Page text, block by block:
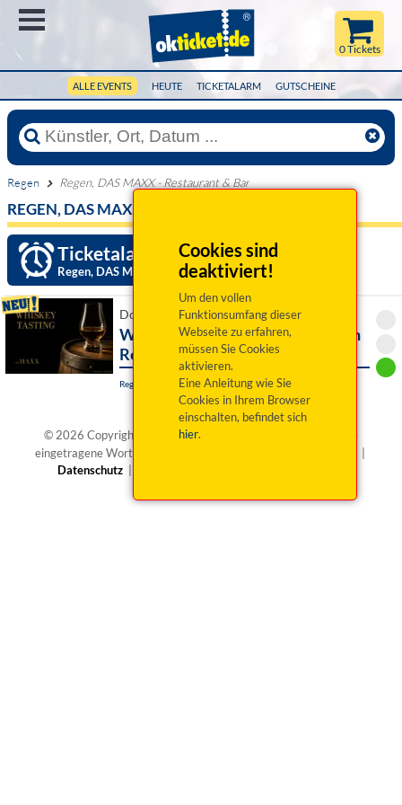
ALLE EVENTS HEUTE TICKETALARM GUTSCHEINE
0 Tickets
Cookies sind
deaktiviert!
Um den vollen
Funktionsumfang dieser
Webseite zu erfahren,
müssen Sie Cookies
aktivieren.
Eine Anleitung wie Sie
Cookies in Ihrem Browser
einschalten, befindet sich
hier.
Regen Regen, DAS MAXX - Restaurant & Bar
REGEN, DAS MAXX - RESTAURANT & BAR
Ticketalarm einrichten »
Regen, DAS MAXX - Restaurant & Bar
Do 01. Oktober 2026 18:30 Uhr
Whiskey-Tasting im DAS MAXX in
Regen
Regen, DAS MAXX - Restaurant & Bar
© 2026 Copyright okticket.de GmbH | okticket.de
ist eine
eingetragene Wortmarke von okticket.de GmbH |
Datenschutz